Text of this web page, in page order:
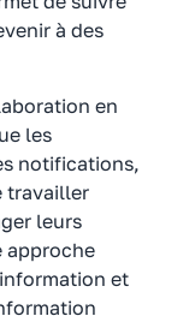
à des
en
les
notifications,
travailler
leurs
approche
et